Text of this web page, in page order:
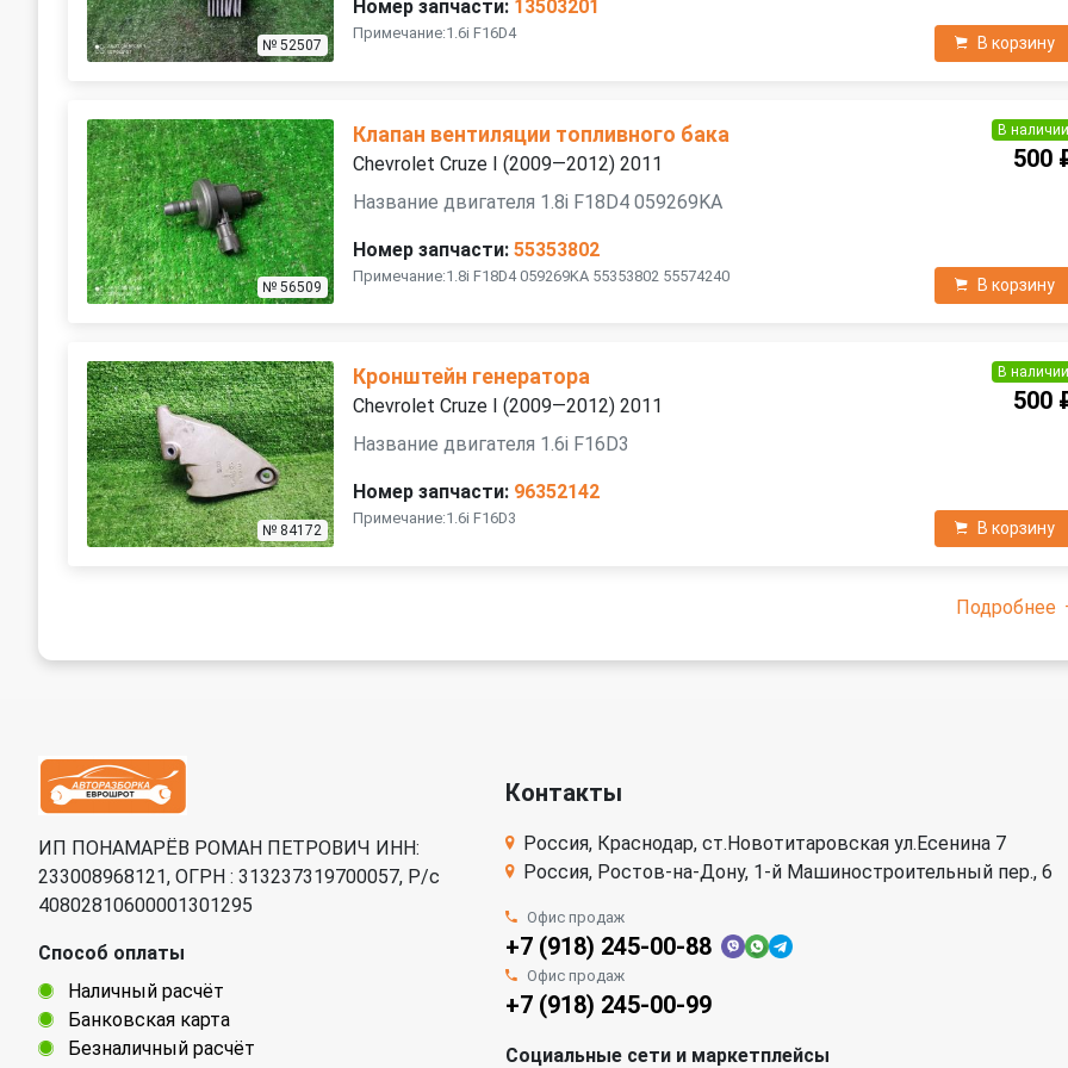
№ 52507
Номер запчасти: 13503201
Примечание:1.6i F16D4 В корзину
№ 56509
Клапан вентиляции топливного бака
Chevrolet Cruze I (2009—2012) 2011
Название двигателя 1.8i F18D4 059269KA
Номер запчасти: 55353802
Примечание:1.8i F18D4 059269KA 55353802 55574240
В наличии
500
В корзину
№ 84172
Кронштейн генератора
Chevrolet Cruze I (2009—2012) 2011
Название двигателя 1.6i F16D3
Номер запчасти: 96352142
Примечание:1.6i F16D3
В наличии
500
В корзину
Подробнее
ИП ПОНАМАРЁВ РОМАН ПЕТРОВИЧ ИНН:
233008968121, ОГРН : 313237319700057, Р/c
40802810600001301295
Способ оплаты
Наличный расчёт
Банковская карта
Безналичный расчёт
Контакты
Россия, Краснодар, ст.Новотитаровская ул.Есенина 7
Россия, Ростов-на-Дону, 1-й Машиностроительный пер., 6
Офис продаж
+7 (918) 245-00-88
Офис продаж
+7 (918) 245-00-99
Социальные сети и маркетплейсы